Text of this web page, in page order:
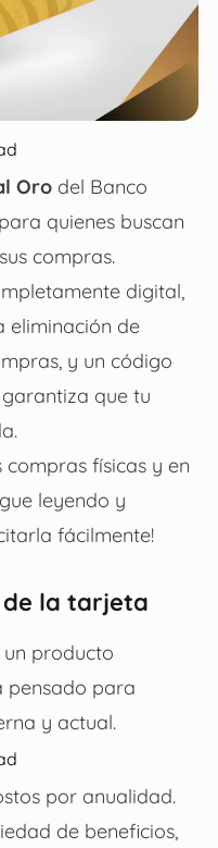
Orodel Banco
quienes buscan
compras.
digital,
eliminación de
y un código
que tu
físicas y en
leyendo y
fácilmente!
de la tarjeta
producto
pensado para
y actual.
por anualidad.
de beneficios,